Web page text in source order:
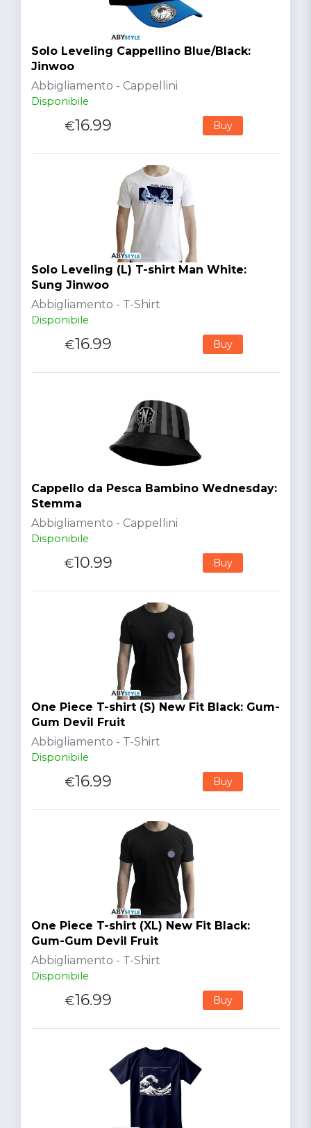
Solo Leveling Cappellino Blue/Black:
Jinwoo
Abbigliamento - Cappellini
Disponibile
€16.99 Buy
Solo Leveling (L) T-shirt Man White:
Sung Jinwoo
Abbigliamento - T-Shirt
Disponibile
€16.99 Buy
Cappello da Pesca Bambino Wednesday:
Stemma
Abbigliamento - Cappellini
Disponibile
€10.99 Buy
One Piece T-shirt (S) New Fit Black: Gum-
Gum Devil Fruit
Abbigliamento - T-Shirt
Disponibile
€16.99 Buy
One Piece T-shirt (XL) New Fit Black:
Gum-Gum Devil Fruit
Abbigliamento - T-Shirt
Disponibile
€16.99 Buy